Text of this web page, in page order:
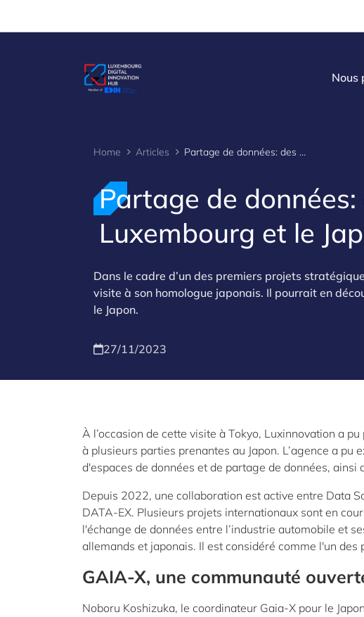
Nous
Home Articles Partage de données: des ponts jetés entre le Luxembourg et le Japon
Partage de
Luxembourg et le
Dans le cadre d’un des premiers projets
visite à son homologue japonais. Il pourrait en
le Japon.
27/11/2023
À l’occasion de cette visite à Tokyo, Luxinnovation a
à plusieurs parties prenantes au Japon. L’agence a
d'espaces de données et de partage de données,
Depuis 2022, une collaboration est active entre Data
DATA-EX. Plusieurs projets internationaux sont en
l'échange de données entre l’industrie automobile et
allemands et japonais. Il est considéré comme l'un
GAIA-X, une communauté
Noboru Koshizuka, le coordinateur Gaia-X pour le